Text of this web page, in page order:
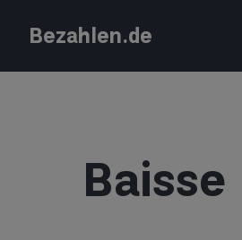
Bezahlen.de
Baisse